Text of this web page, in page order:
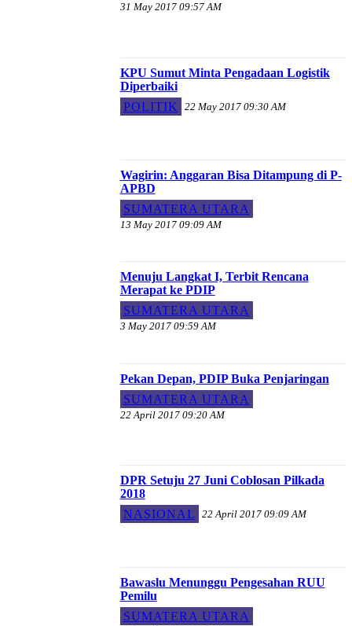
31 May 2017 09:57 AM
KPU Sumut Minta Pengadaan Logistik
Diperbaiki
POLITIK
22 May 2017 09:30 AM
Wagirin: Anggaran Bisa Ditampung di P-
APBD
SUMATERA UTARA
13 May 2017 09:09 AM
Menuju Langkat I, Terbit Rencana
Merapat ke PDIP
SUMATERA UTARA
3 May 2017 09:59 AM
Pekan Depan, PDIP Buka Penjaringan
SUMATERA UTARA
22 April 2017 09:20 AM
DPR Setuju 27 Juni Coblosan Pilkada
2018
NASIONAL
22 April 2017 09:09 AM
Bawaslu Menunggu Pengesahan RUU
Pemilu
SUMATERA UTARA